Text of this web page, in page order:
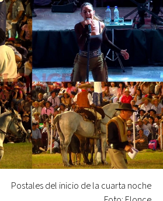
Postales del inicio de la cuarta noche